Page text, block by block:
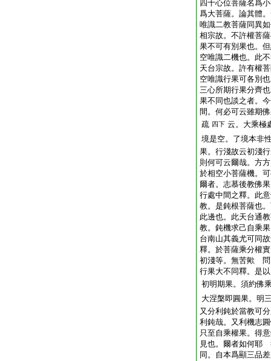
四十心位菩薩名爲
爲大菩薩。論其體
唯識二教菩薩同異
相宗故。不許權菩
果不可有別果也。
空唯識二機也。此
天台宗故。許有權
空唯識行果可各別
三心所期行果分齊
果不同也談之者。
間。何必可云雖期
疏 四下 云。大乘極
境是空。了境本非
果。行淺故云初淺
則何可云爾哉。方
於相空小菩薩機。
爾者。志慕後教佛
行處中間之釋。此
教。是鈍根菩薩也
此邊也。此天台通
教。鈍機求己自乘
台南山其義尤可同
釋。於菩薩乘分權
初淺等。無苦歟 問
行果大不同釋。是
初明期果。須約佛
大涅槃即圓果。明
又分利鈍於當教可
利鈍哉。又利機志
只至自乘權果。得
見也。爾者如何耶
同。自本爲顯三品